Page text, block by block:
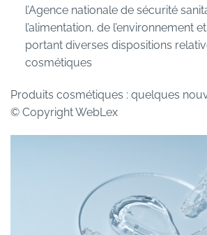
l’Agence nationale de sécurité
l’alimentation, de l’environnement
portant diverses dispositions
cosmétiques
Produits cosmétiques : quelques
© Copyright WebLex